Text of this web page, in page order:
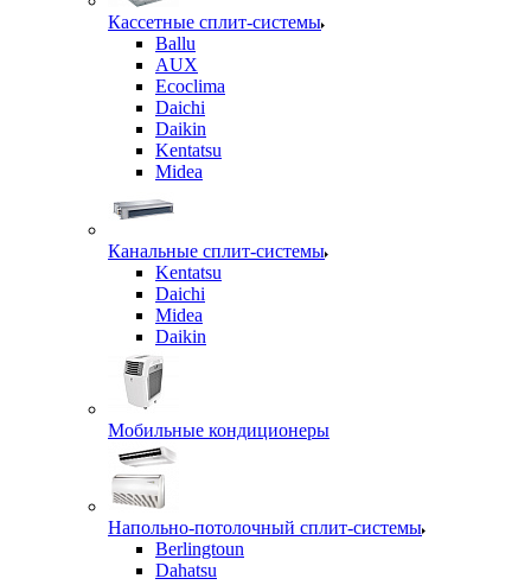
Кассетные сплит-системы
Ballu
AUX
Ecoclima
Daichi
Daikin
Kentatsu
Midea
Канальные сплит-системы
Kentatsu
Daichi
Midea
Daikin
Мобильные кондиционеры
Напольно-потолочный сплит-системы
Berlingtoun
Dahatsu